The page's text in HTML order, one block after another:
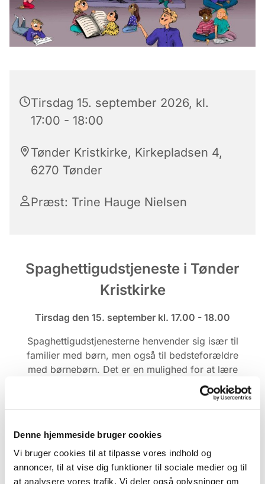
Denne hjemmeside bruger cookies
Vi bruger cookies til at tilpasse vores indhold og
annoncer, til at vise dig funktioner til sociale medier og til
at analysere vores trafik. Vi deler også oplysninger om
Tirsdag 15. september 2026, kl.
17:00 - 18:00
Tønder Kristkirke, Kirkepladsen 4,
6270 Tønder
Præst: Trine Hauge Nielsen
Spaghettigudstjeneste i Tønder
Kristkirke
Tirsdag den 15. september kl. 17.00 - 18.00
Spaghettigudstjenesterne henvender sig især til
familier med børn, men også til bedsteforældre
med børnebørn. Det er en mulighed for at lære
Bibelens fortællinger at kende på en letforståelig
og medinddragende måde. Og vi slutter altid med
fællesspisning og hyggeligt samvær i salen i
kl. 17.00, og vi er færdige med at spise omkring
kl. 18.00.